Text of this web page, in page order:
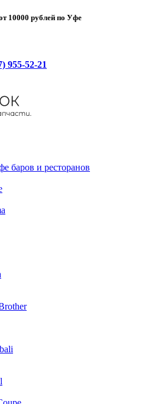
10000 рублей по Уфе
955-52-21
баров и ресторанов